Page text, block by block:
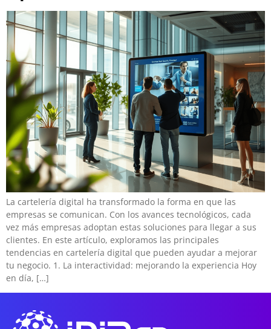
La cartelería digital ha transformado la forma en que las
empresas se comunican. Con los avances tecnológicos, cada
vez más empresas adoptan estas soluciones para llegar a sus
clientes. En este artículo, exploramos las principales
tendencias en cartelería digital que pueden ayudar a mejorar
tu negocio. 1. La interactividad: mejorando la experiencia Hoy
en día, […]